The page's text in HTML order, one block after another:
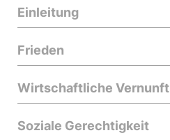
Einleitung
Frieden
Wirtschaftliche Vernunft
Soziale Gerechtigkeit